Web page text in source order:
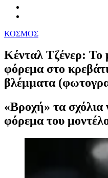
ΚΟΣΜΟΣ
Κένταλ Τζένερ: Το
φόρεμα στο
βλέμματα
«Βροχή» τα σχόλια
φόρεμα του